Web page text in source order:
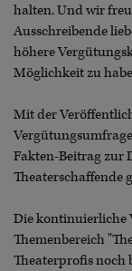
halten. Und wir
Ausschreibende
höhere
Möglichkeit zu
Mit der
Fakten-Beitrag zur
Theaterschaffende
Die kontinuierliche
Themenbereich
Theaterprofis noch